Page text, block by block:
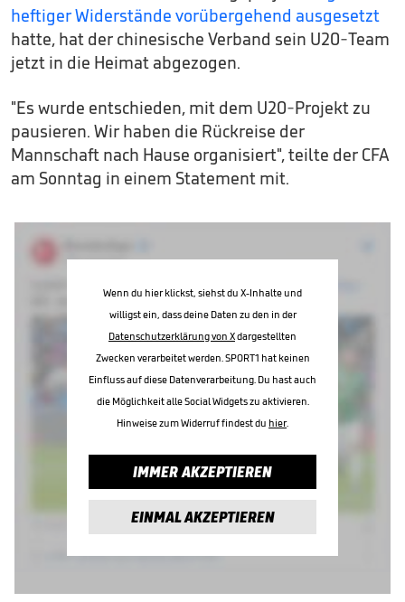
heftiger Widerstände vorübergehend ausgesetzt
hatte, hat der chinesische Verband sein U20-Team
jetzt in die Heimat abgezogen.
"Es wurde entschieden, mit dem U20-Projekt zu
pausieren. Wir haben die Rückreise der
Mannschaft nach Hause organisiert", teilte der CFA
am Sonntag in einem Statement mit.
Wenn du hier klickst, siehst du X-Inhalte und
willigst ein, dass deine Daten zu den in der
Datenschutzerklärung von Xdargestellten
Zwecken verarbeitet werden. SPORT1 hat keinen
Einfluss auf diese Datenverarbeitung. Du hast auch
die Möglichkeit alle Social Widgets zu aktivieren.
Hinweise zum Widerruf findest du hier.
IMMER AKZEPTIEREN
EINMAL AKZEPTIEREN